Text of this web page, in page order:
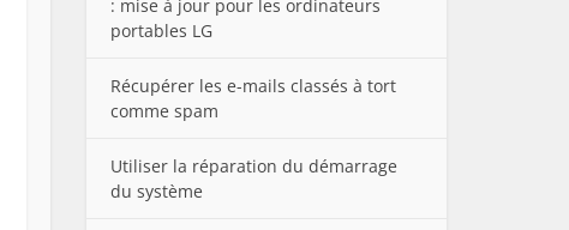
: mise à jour pour les ordinateurs
portables LG
Récupérer les e-mails classés à tort
comme spam
Utiliser la réparation du démarrage
du système